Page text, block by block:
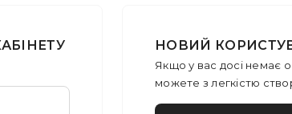
НОВИЙ
Якщо у вас досі немає
можете з легкістю